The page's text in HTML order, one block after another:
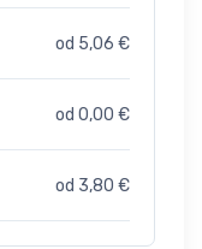
od 5,06 €
od 0,00 €
od 3,80 €